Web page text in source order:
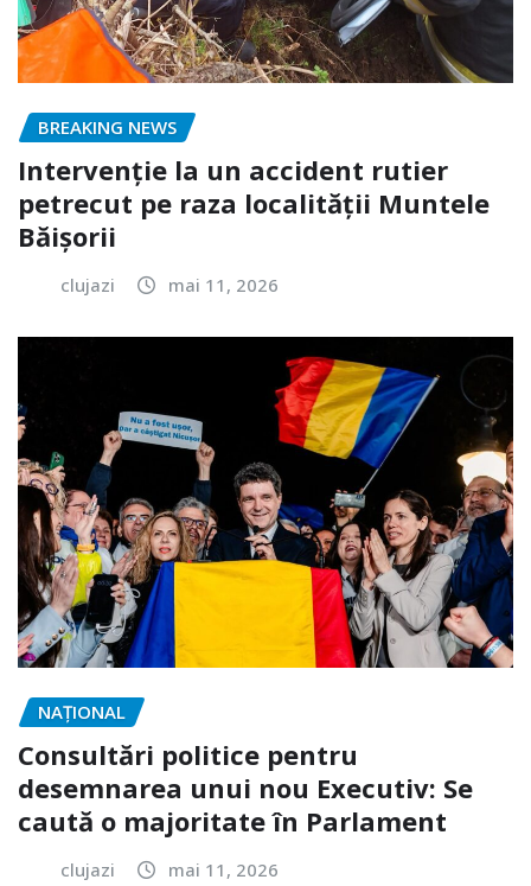
BREAKING NEWS
Intervenție la un accident rutier
petrecut pe raza localității Muntele
Băișorii
clujazi mai 11, 2026
NAŢIONAL
Consultări politice pentru
desemnarea unui nou Executiv: Se
caută o majoritate în Parlament
clujazi mai 11, 2026